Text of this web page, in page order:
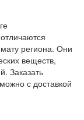
региона. Они
веществ,
Заказать
с доставкой